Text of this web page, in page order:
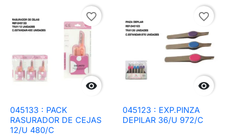

favorite_border
045133 : PACK
RASURADOR DE CEJAS
12/U 480/C

favorite_border
045123 : EXP.PINZA
DEPILAR 36/U 972/C